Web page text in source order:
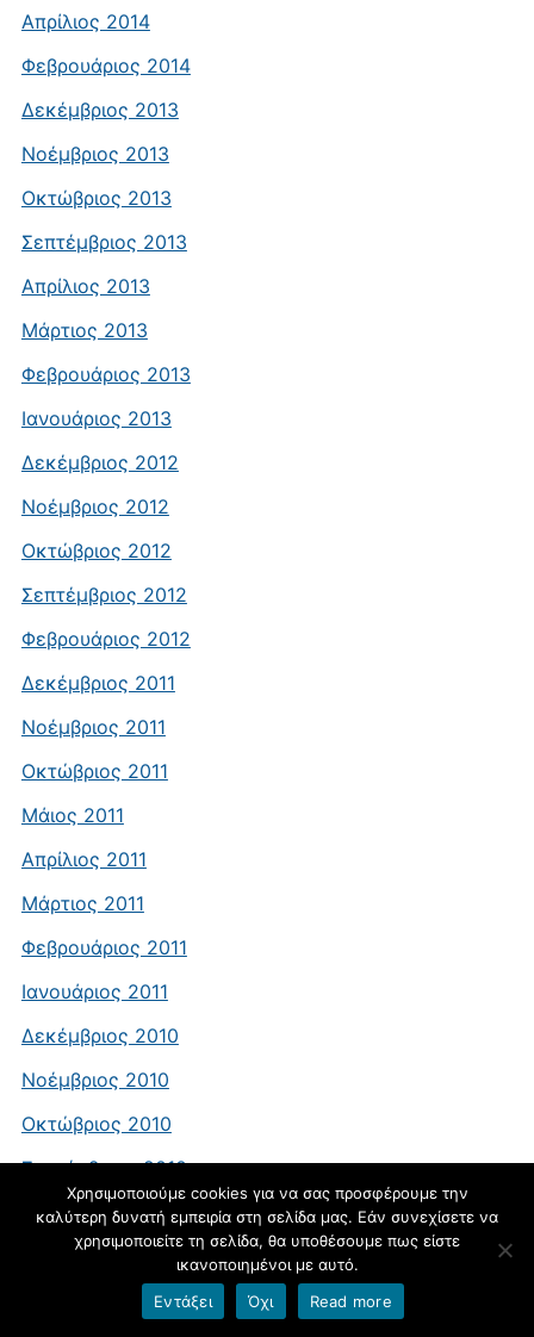
Απρίλιος 2014
Φεβρουάριος 2014
Δεκέμβριος 2013
Νοέμβριος 2013
Οκτώβριος 2013
Σεπτέμβριος 2013
Απρίλιος 2013
Μάρτιος 2013
Φεβρουάριος 2013
Ιανουάριος 2013
Δεκέμβριος 2012
Νοέμβριος 2012
Οκτώβριος 2012
Σεπτέμβριος 2012
Φεβρουάριος 2012
Δεκέμβριος 2011
Νοέμβριος 2011
Οκτώβριος 2011
Μάιος 2011
Απρίλιος 2011
Μάρτιος 2011
Φεβρουάριος 2011
Ιανουάριος 2011
Δεκέμβριος 2010
Νοέμβριος 2010
Οκτώβριος 2010
Σεπτέμβριος 2010
Αύγουστος 2010
Μάιος 2010
Χρησιμοποιούμε cookies για να σας προσφέρουμε την
καλύτερη δυνατή εμπειρία στη σελίδα μας. Εάν συνεχίσετε να
χρησιμοποιείτε τη σελίδα, θα υποθέσουμε πως είστε
ικανοποιημένοι με αυτό.
Εντάξει
Όχι Read more